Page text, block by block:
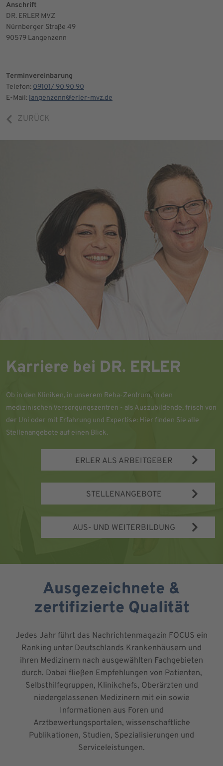
Anschrift
DR. ERLER MVZ
Nürnberger Straße 49
90579 Langenzenn
Terminvereinbarung
Telefon: 09101/ 90 90 90
E-Mail: langenzenn@erler-mvz.de
ZURÜCK
Karriere bei DR. ERLER
Ob in den Kliniken, in unserem Reha-Zentrum, in den
medizinischen Versorgungszentren - als Auszubildende, frisch von
der Uni oder mit Erfahrung und Expertise: Hier finden Sie alle
Stellenangebote auf einen Blick.
ERLER ALS ARBEITGEBER
STELLENANGEBOTE
AUS- UND WEITERBILDUNG
Ausgezeichnete &
zertifizierte Qualität
Jedes Jahr führt das Nachrichtenmagazin FOCUS ein
Ranking unter Deutschlands Krankenhäusern und
ihren Medizinern nach ausgewählten Fachgebieten
durch. Dabei fließen Empfehlungen von Patienten,
Selbsthilfegruppen, Klinikchefs, Oberärzten und
niedergelassenen Medizinern mit ein sowie
Informationen aus Foren und
Arztbewertungsportalen, wissenschaftliche
Publikationen, Studien, Spezialisierungen und
Serviceleistungen.